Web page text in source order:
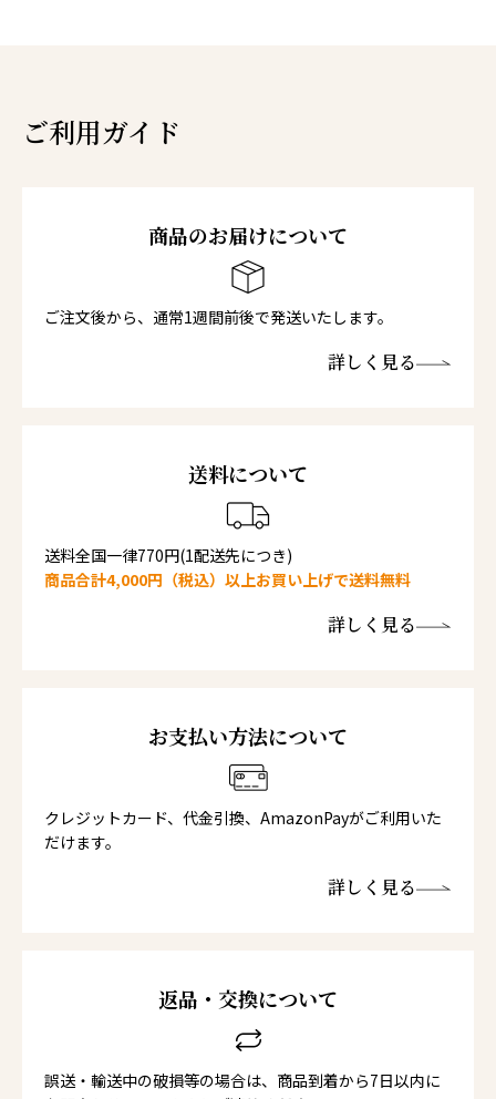
ご利用ガイド
商品のお届けについて
ご注文後から、通常1週間前後で発送いたします。
詳しく見る
送料について
送料全国一律770円(1配送先につき)
商品合計4,000円（税込）以上お買い上げで送料無料
詳しく見る
お支払い方法について
クレジットカード、代金引換、AmazonPayがご利用いた
だけます。
詳しく見る
返品・交換について
誤送・輸送中の破損等の場合は、商品到着から7日以内に